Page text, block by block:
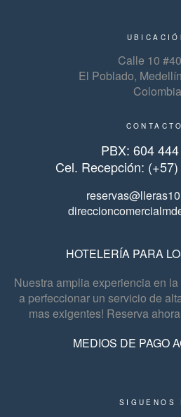
Calle 10
El Poblado,
Colombia
PBX: 604
Cel. Recepción:
HOTELERÍA PARA
Nuestra amplia experiencia en
a perfeccionar un servicio de
mas exigentes! Reserva
MEDIOS DE PAGO
SIGUENOS